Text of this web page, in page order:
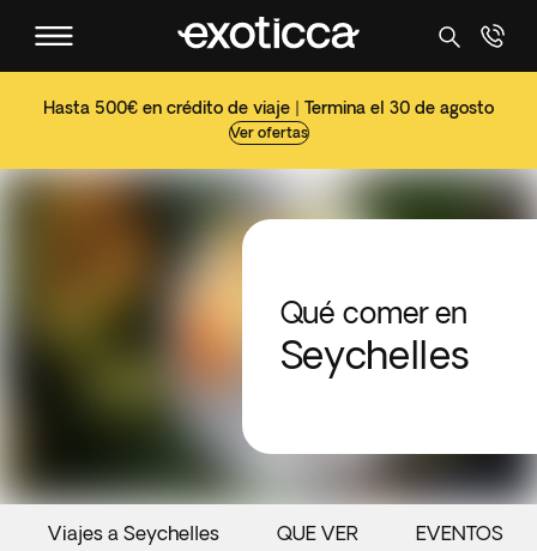
Hasta 500€ en crédito de viaje | Termina el 30 de agosto
Ver ofertas
Qué comer en
Seychelles
Viajes a Seychelles QUE VER EVENTOS